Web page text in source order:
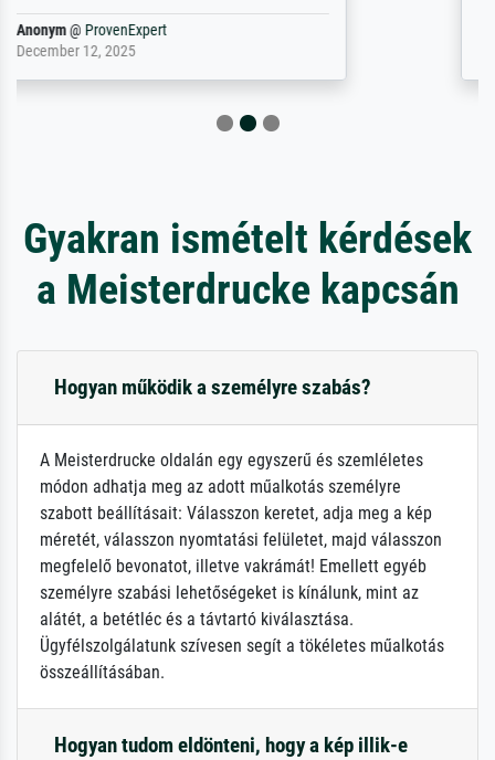
Reinhold,@
April 22, 2026
Gyakran ismételt kérdések
a Meisterdrucke kapcsán
Hogyan működik a személyre szabás?
A Meisterdrucke oldalán egy egyszerű és szemléletes
módon adhatja meg az adott műalkotás személyre
szabott beállításait: Válasszon keretet, adja meg a kép
méretét, válasszon nyomtatási felületet, majd válasszon
megfelelő bevonatot, illetve vakrámát! Emellett egyéb
személyre szabási lehetőségeket is kínálunk, mint az
alátét, a betétléc és a távtartó kiválasztása.
Ügyfélszolgálatunk szívesen segít a tökéletes műalkotás
összeállításában.
Hogyan tudom eldönteni, hogy a kép illik-e